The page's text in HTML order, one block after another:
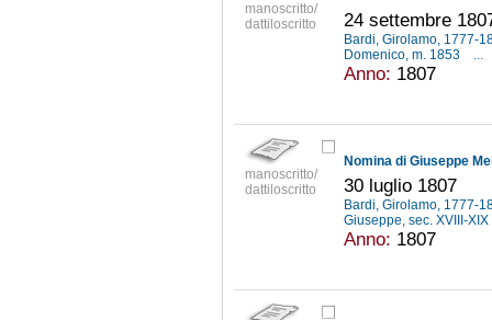
manoscritto/
dattiloscritto
24 settembre
Bardi, Girolamo, 1777-
Domenico, m. 1853
...
Anno: 1807
manoscritto/
dattiloscritto
30 luglio 1807
Bardi, Girolamo, 1777-
Giuseppe, sec. XVIII-XIX
Anno: 1807